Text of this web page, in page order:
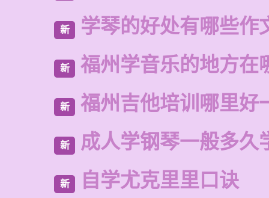
新 学琴的好处有哪些作
新 福州学音乐的地方在
新 福州吉他培训哪里好
新 成人学钢琴一般多久
新 自学尤克里里口诀